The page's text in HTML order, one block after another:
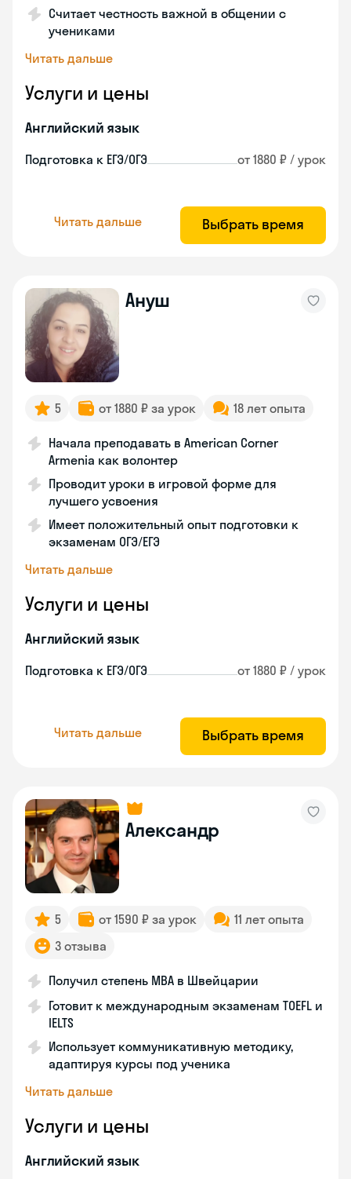
Считает честность важной в общении с
учениками
Читать дальше
Услуги и цены
Английский язык
Подготовка к ЕГЭ/ОГЭ от 1880 ₽ / урок
Читать дальше Выбрать время
Ануш
5 от 1880 ₽ за урок 18 лет опыта
Начала преподавать в American Corner
Armenia как волонтер
Проводит уроки в игровой форме для
лучшего усвоения
Имеет положительный опыт подготовки к
экзаменам ОГЭ/ЕГЭ
Читать дальше
Услуги и цены
Английский язык
Подготовка к ЕГЭ/ОГЭ от 1880 ₽ / урок
Читать дальше Выбрать время
Александр
5 от 1590 ₽ за урок
11 лет опыта
3 отзыва
Получил степень MBA в Швейцарии
Готовит к международным экзаменам TOEFL и
IELTS
Использует коммуникативную методику,
адаптируя курсы под ученика
Читать дальше
Услуги и цены
Английский язык